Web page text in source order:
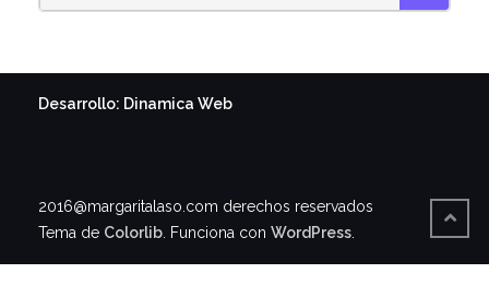
Desarrollo: Dinamica Web
2016@margaritalaso.com derechos reservados
Tema de Colorlib . Funciona con WordPress